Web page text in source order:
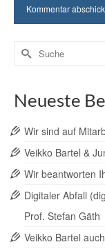
Suche
nach:
Neueste
Wir sind auf
Veikko Bartel &
Wir beantworten
Digitaler Abfall
Prof. Stefan Gäth
Veikko Bartel